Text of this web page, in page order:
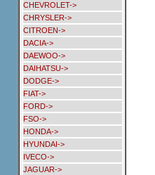
CHEVROLET->
CHRYSLER->
CITROEN->
DACIA->
DAEWOO->
DAIHATSU->
DODGE->
FIAT->
FORD->
FSO->
HONDA->
HYUNDAI->
IVECO->
JAGUAR->